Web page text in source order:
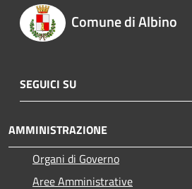
Comune di Albino
SEGUICI SU
AMMINISTRAZIONE
Organi di Governo
Aree Amministrative